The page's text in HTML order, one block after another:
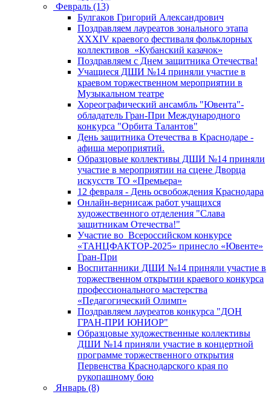
Февраль (13)
Булгаков Григорий Александрович
Поздравляем лауреатов зонального этапа
XXXIV краевого фестиваля фольклорных
коллективов «Кубанский казачок»
Поздравляем с Днем защитника Отечества!
Учащиеся ДШИ №14 приняли участие в
краевом торжественном мероприятии в
Музыкальном театре
Хореографический ансамбль "Ювента"-
обладатель Гран-При Международного
конкурса "Орбита Талантов"
День защитника Отечества в Краснодаре -
афиша мероприятий.
Образцовые коллективы ДШИ №14 приняли
участие в мероприятии на сцене Дворца
искусств ТО «Премьера»
12 февраля - День освобождения Краснодара
Онлайн-вернисаж работ учащихся
художественного отделения "Слава
защитникам Отечества!"
Участие во Всероссийском конкурсе
«ТАНЦФАКТОР-2025» принесло «Ювенте»
Гран-При
Воспитанники ДШИ №14 приняли участие в
торжественном открытии краевого конкурса
профессионального мастерства
«Педагогический Олимп»
Поздравляем лауреатов конкурса "ДОН
ГРАН-ПРИ ЮНИОР"
Образцовые художественные коллективы
ДШИ №14 приняли участие в концертной
программе торжественного открытия
Первенства Краснодарского края по
рукопашному бою
Январь (8)